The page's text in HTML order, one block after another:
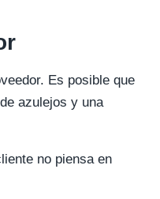
Es posible que
azulejos y una
no piensa en